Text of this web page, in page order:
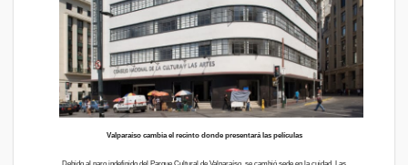
Valparaíso cambia el recinto donde presentará las películas
Debido al paro indefinido del Parque Cultural de Valparaíso, se cambió sede en la cuidad. Las